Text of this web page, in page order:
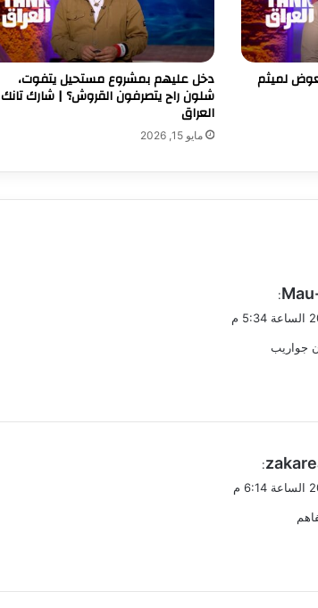
لميثم دخل عليهم بمشروع مستحيل يتفوت،
شلون راح يتصرفون القروش؟ | شارك تانك
العراق
مايو 15, 2026
:
جواريب
: